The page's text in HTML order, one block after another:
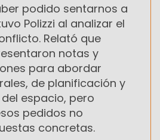
podido sentarnos a
Polizzi al analizar el
Relató que
notas y
para abordar
de planificación y
espacio, pero
pedidos no
concretas.